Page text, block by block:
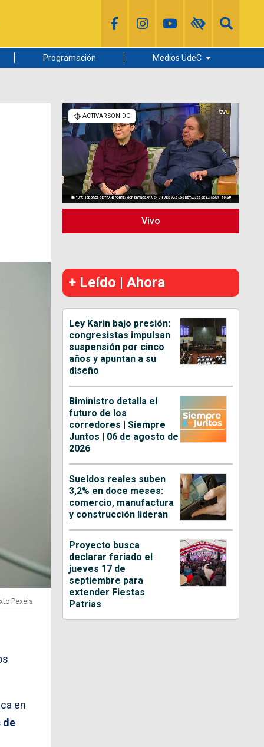
Programación Medios UdeC
Radio UdeC
Noticias UdeC
La Discusión
Pexels
en
de
Vivo
+ Leído | Ahora
Ley Karin bajo presión:
congresistas impulsan
suspensión por cinco
años y apuntan a su
diseño
Biministro detalla el
futuro de los
corredores | Siempre
Juntos | 06 de agosto de
2026
Sueldos reales suben
3,2% en doce meses:
comercio, manufactura
y construcción lideran
Proyecto busca
declarar feriado el
jueves 17 de
septiembre para
extender Fiestas
Patrias